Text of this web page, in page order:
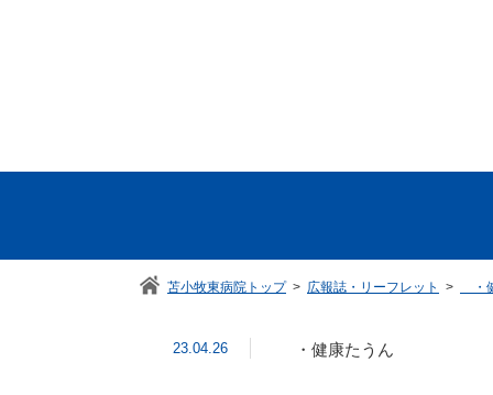
苫小牧東病院トップ 広報誌・リーフレット ・
23.04.26 ・健康たうん